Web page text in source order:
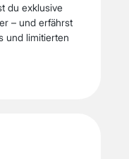
du exklusive
– und erfährst
und limitierten